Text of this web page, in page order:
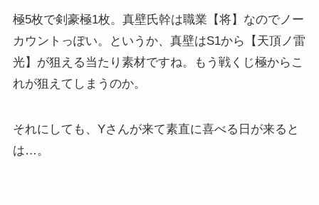
極5枚で剣豪極1枚。真壁氏幹は職業【将】なのでノー
カウントっぽい。というか、真壁はS1から【天頂ノ雷
光】が狙える当たり素材ですね。もう戦くじ極からこ
れが狙えてしまうのか。
それにしても、Yさんが来て素直に喜べる日が来ると
は…。